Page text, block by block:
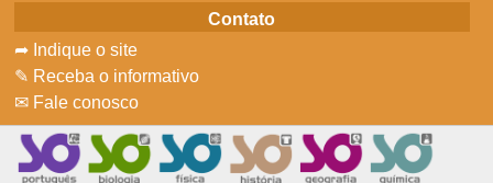
Contato
➦ Indique o site
✎ Receba o informativo
✉ Fale conosco